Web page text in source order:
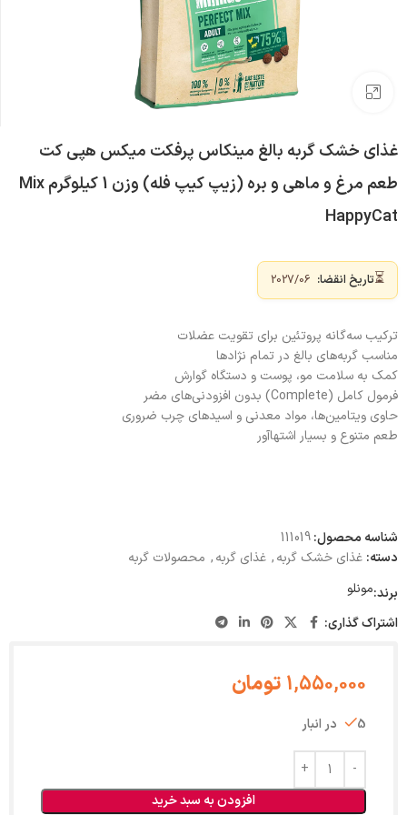
بزرگنمایی تصویر
غذای خشک گربه بالغ مینکاس پرفکت میکس هپی کت
طعم مرغ و ماهی و بره (زیپ کیپ فله) وزن 1 کیلوگرم Mix
HappyCat
⏳تاریخ انقضا:
ترکیب سه‌گانه پروتئین برای تقویت عضلات
مناسب گربه‌های بالغ در تمام نژادها
کمک به سلامت مو، پوست و دستگاه گوارش
فرمول کامل (Complete) بدون افزودنی‌های مضر
حاوی ویتامین‌ها، مواد معدنی و اسیدهای چرب ضروری
طعم متنوع و بسیار اشتها‌آور
شناسه محصول:111019
دسته: غذای خشک گربه, غذای گربه, محصولات گربه
برند:مونلو
اشتراک گذاری:
1,550,000 تومان
5 در انبار
افزودن به سبد خرید